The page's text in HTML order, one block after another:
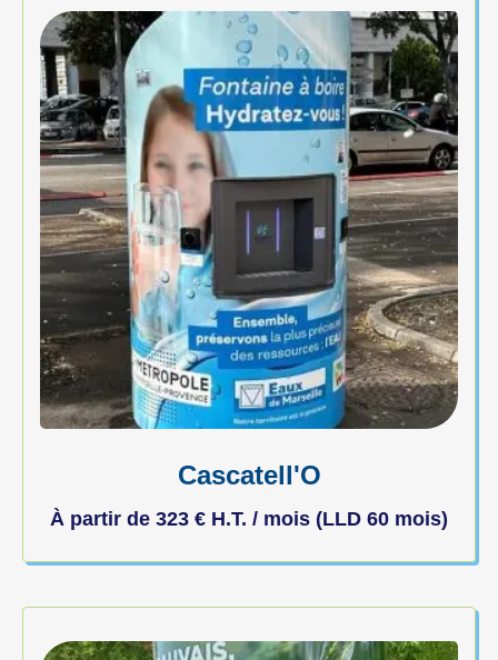
Cascatell'O
À partir de 323 € H.T. / mois (LLD 60 mois)